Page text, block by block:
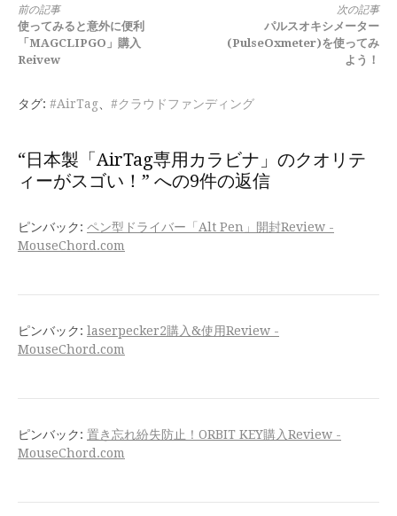
続
き
読
む
前の記事
使ってみると意外に便利
「MAGCLIPGO」購入
Reivew
次の記事
パルスオキシメーター
(PulseOxmeter)を使ってみ
よう！
タグ: #AirTag #クラウドファンディング
“日本製「AirTag専用カラビナ」のクオリテ
ィーがスゴい！” への9件の返信
ピンバック: ペン型ドライバー「Alt Pen」開封Review -
MouseChord.com
ピンバック: laserpecker2購入&使用Review -
MouseChord.com
ピンバック: 置き忘れ紛失防止！ORBIT KEY購入Review -
MouseChord.com